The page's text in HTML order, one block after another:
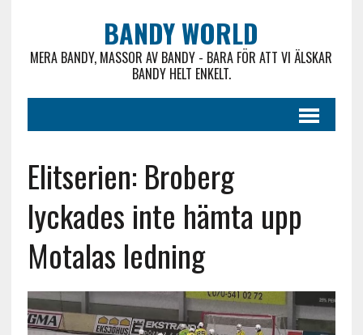
BANDY WORLD
MERA BANDY, MASSOR AV BANDY - BARA FÖR ATT VI ÄLSKAR
BANDY HELT ENKELT.
Elitserien: Broberg
lyckades inte hämta upp
Motalas ledning